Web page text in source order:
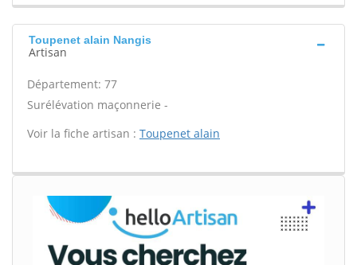
Toupenet alain Nangis
Artisan
Département: 77
Surélévation maçonnerie -
Voir la fiche artisan : Toupenet alain